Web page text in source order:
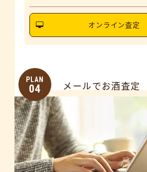
オンライン査定
PLAN
04 メールでお酒査定